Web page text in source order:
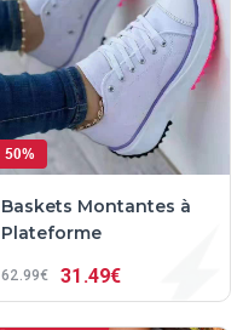
50%
Baskets Montantes à
Plateforme
62 99€ 31 49€